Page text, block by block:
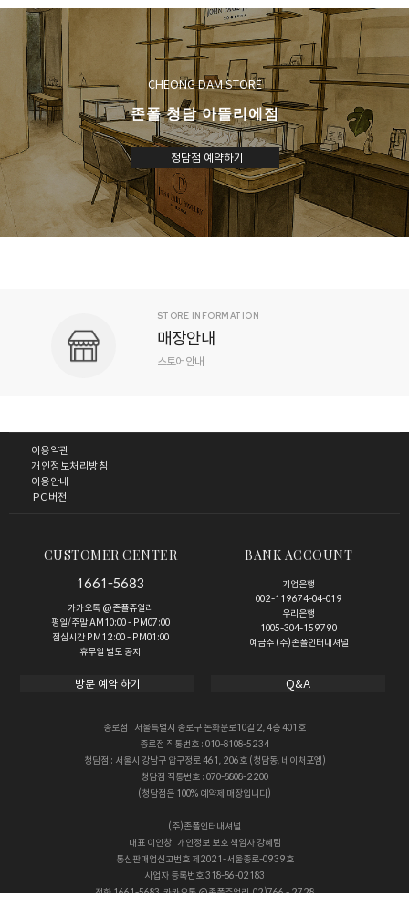
CHEONG DAM STORE
존폴 청담 아뜰리에점
청담점 예약하기
JOHNPAUL NOTICE
공지사항
공지사항
이용약관
개인정보처리방침
이용안내
PC버전
CUSTOMER CENTER
1661-5683
카카오톡 @존폴쥬얼리
평일/주말 AM10:00 - PM07:00
점심시간 PM12:00 - PM01:00
휴무일 별도 공지
BANK ACCOUNT
기업은행
002-119674-04-019
우리은행
1005-304-159790
예금주 (주)존폴인터내셔널
방문 예약 하기 Q&A
종로점 : 서울특별시 종로구 돈화문로10길 2, 4층 401호
종로점 직통번호 : 010-8108-5234
청담점 : 서울시 강남구 압구정로 461, 206호 (청담동, 네이처포엠)
청담점 직통번호 : 070-8808-2200
(청담점은 100% 예약제 매장입니다)
(주)존폴인터내셔널
대표 이인창 개인정보 보호 책임자강혜림
통신판매업신고번호제2021-서울종로-0939호
사업자 등록번호 318-86-02183
전화1661-5683, 카카오톡 @존폴쥬얼리, 02)766 - 2728